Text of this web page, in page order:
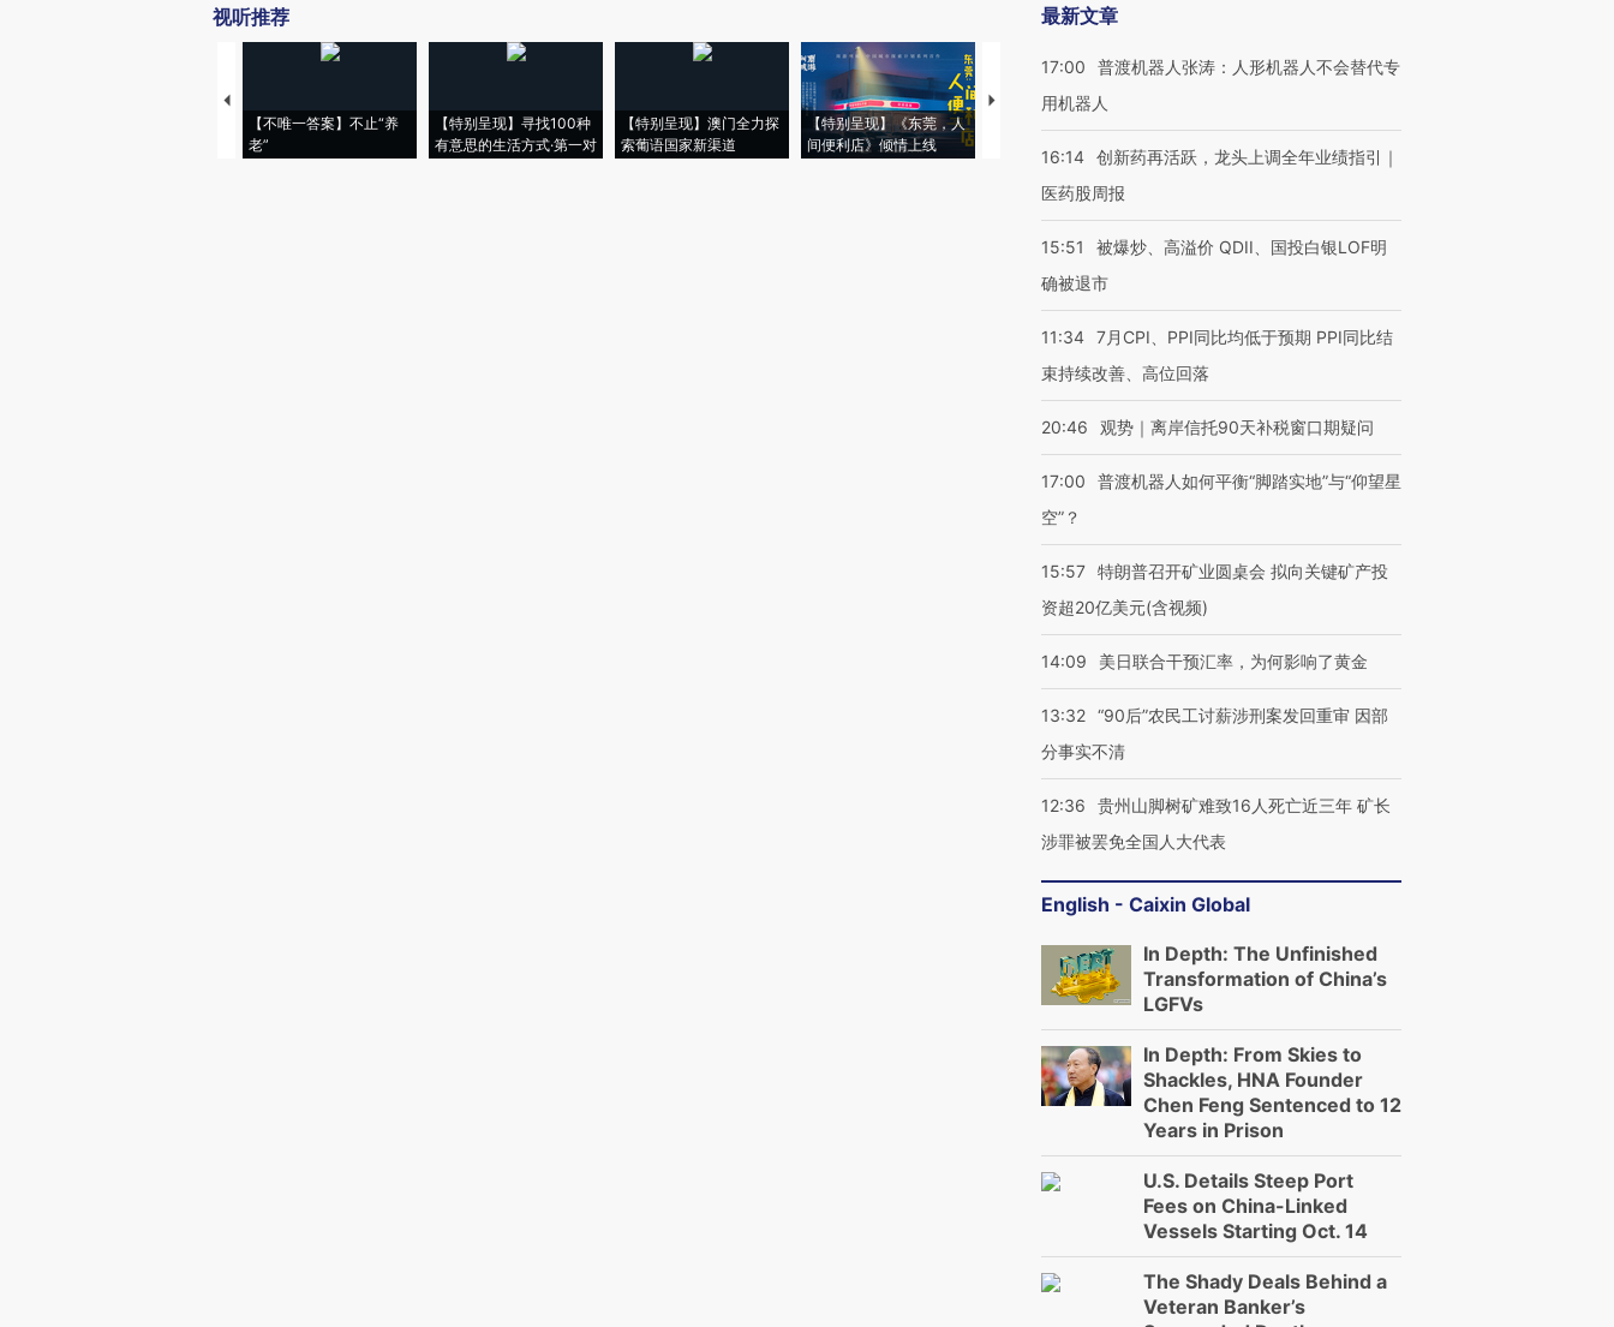
视听推荐
【不唯一答案】不止“养
老”
【特别呈现】寻找100种
有意思的生活方式·第一对
【特别呈现】澳门全力探
索葡语国家新渠道
【特别呈现】《东莞，人
间便利店》倾情上线
【推广】走进第四届链博
有意思的生活方式·第三对
最新文章
17:00
普渡机器人张涛：人形机器人不会替代专
用机器人
16:14 创新药再活跃，龙头上调全年业绩指引｜
医药股周报
15:51
被爆炒、高溢价 QDII、国投白银LOF明
确被退市
11:34 7月CPI、PPI同比均低于预期 PPI同比结
束持续改善、高位回落
20:46 观势｜离岸信托90天补税窗口期疑问
17:00
普渡机器人如何平衡“脚踏实地”与“仰望星
空”？
15:57 特朗普召开矿业圆桌会 拟向关键矿产投
资超20亿美元(含视频)
14:09 美日联合干预汇率，为何影响了黄金
13:32 “90后”农民工讨薪涉刑案发回重审 因部
分事实不清
12:36
贵州山脚树矿难致16人死亡近三年 矿长
涉罪被罢免全国人大代表
English - Caixin Global
In Depth: The Unfinished
Transformation of China’s
LGFVs
In Depth: From Skies to
Shackles, HNA Founder
Chen Feng Sentenced to 12
Years in Prison
U.S. Details Steep Port
Fees on China-Linked
Vessels Starting Oct. 14
The Shady Deals Behind a
Veteran Banker’s